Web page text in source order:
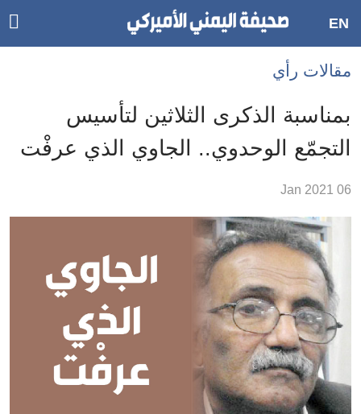
Accessibility
links
الرئيسي
الأقسام
Search
EN
مقالات رأي
بمناسبة الذكرى الثلاثين لتأسيس
التجمّع الوحدوي.. الجاوي الذي عرفْت
06 Jan 2021